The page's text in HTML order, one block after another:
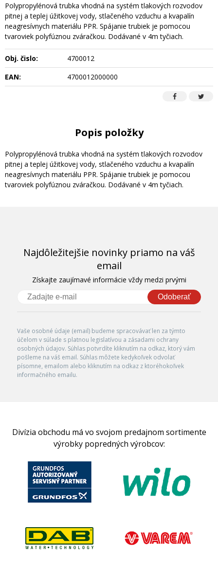
Polypropylénová trubka vhodná na systém tlakových rozvodov
pitnej a teplej úžitkovej vody, stlačeného vzduchu a kvapalín
neagresívnych materiálu PPR. Spájanie trubiek je pomocou
tvaroviek polyfúznou zváračkou. Dodávané v 4m tyčiach.
Obj. čislo:
4700012
EAN:
4700012000000
Popis položky
Polypropylénová trubka vhodná na systém tlakových rozvodov
pitnej a teplej úžitkovej vody, stlačeného vzduchu a kvapalín
neagresívnych materiálu PPR. Spájanie trubiek je pomocou
tvaroviek polyfúznou zváračkou. Dodávané v 4m tyčiach.
Najdôležitejšie novinky priamo na váš
email
Získajte zaujímavé informácie vždy medzi prvými
Odoberať
Vaše osobné údaje (email) budeme spracovávať len za týmto
účelom v súlade s platnou legislatívou a zásadami ochrany
osobných údajov. Súhlas potvrdíte kliknutím na odkaz, ktorý vám
pošleme na váš email. Súhlas môžete kedykoľvek odvolať
písomne, emailom alebo kliknutím na odkaz z ktoréhokoľvek
informačného emailu.
Divízia obchodu má vo svojom predajnom sortimente
výrobky popredných výrobcov: